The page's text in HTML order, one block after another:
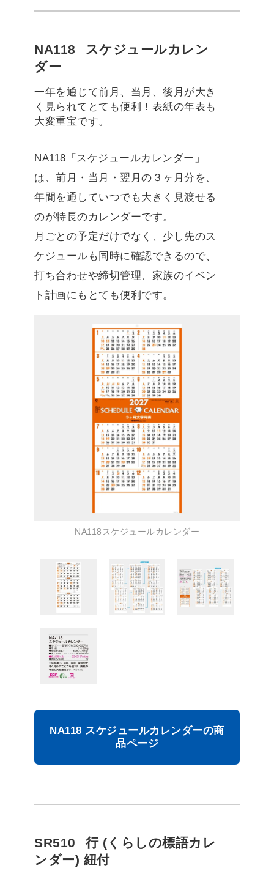
NA118
スケジュールカレン
ダー
一年を通じて前月、当月、後月が大き
く見られてとても便利！表紙の年表も
大変重宝です。
NA118「スケジュールカレンダー」
は、前月・当月・翌月の３ヶ月分を、
年間を通していつでも大きく見渡せる
のが特長のカレンダーです。
月ごとの予定だけでなく、少し先のス
ケジュールも同時に確認できるので、
打ち合わせや締切管理、家族のイベン
ト計画にもとても便利です。
NA118スケジュールカレンダー
NA118 スケジュールカレンダーの商
品ページ
SR510
行 (くらしの標語カレ
ンダー) 紐付